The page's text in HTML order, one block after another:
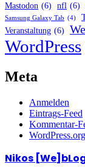
Mastodon (6) nfl (6)
Samsung Galaxy Tab (4)
Veranstaltung (6)
WordPress
Meta
Anmelden
Eintrags-Feed
Kommentar-
WordPress.org
Nikos